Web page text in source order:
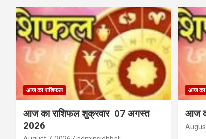
आज का राशिफल
आज का राशिफल शुक्रवार 07 अगस्त
2026
आज का
आज